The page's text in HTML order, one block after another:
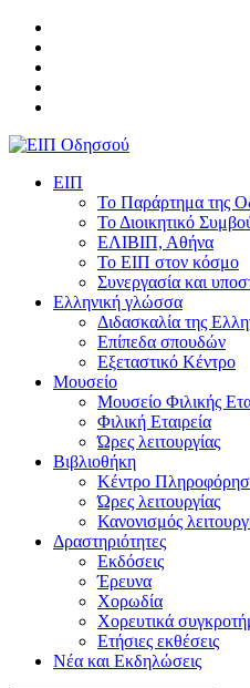
ΕΙΠ
Το Παράρτημα της
Το Διοικητικό
ΕΛΙΒΙΠ, Αθήνα
Το ΕΙΠ στον κόσμο
Συνεργασία και
Ελληνική γλώσσα
Διδασκαλία της
Επίπεδα σπουδών
Εξεταστικό Κέντρο
Μουσείο
Μουσείο Φιλικής
Φιλική Εταιρεία
Ώρες λειτουργίας
Βιβλιοθήκη
Κέντρο
Ώρες λειτουργίας
Κανονισμός
Δραστηριότητες
Εκδόσεις
Έρευνα
Χορωδία
Χορευτικά
Ετήσιες εκθέσεις
Νέα και Εκδηλώσεις